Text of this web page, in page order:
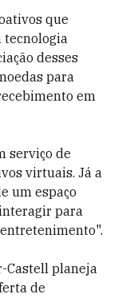
que
tecnologia
desses
para
em
serviço de
virtuais. Já a
um espaço
para
Castell planeja
de